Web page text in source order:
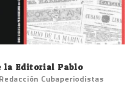
la Editorial Pablo
Redacción Cubaperiodistas